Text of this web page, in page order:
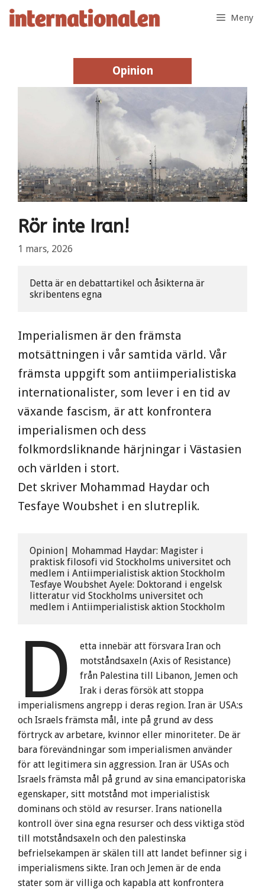
Hoppa
Meny
Opinion
Opinion
Rör inte Iran!
1 mars, 2026
Detta är en debattartikel och åsikterna är
skribentens egna
Imperialismen är den främsta
motsättningen i vår samtida värld. Vår
främsta uppgift som antiimperialistiska
internationalister, som lever i en tid av
växande fascism, är att konfrontera
imperialismen och dess
folkmordsliknande härjningar i Västasien
och världen i stort.
Det skriver Mohammad Haydar och
Tesfaye Woubshet i en slutreplik.
Opinion| Mohammad Haydar: Magister i
praktisk filosofi vid Stockholms universitet och
medlem i Antiimperialistisk aktion Stockholm
Tesfaye Woubshet Ayele: Doktorand i engelsk
litteratur vid Stockholms universitet och
medlem i Antiimperialistisk aktion Stockholm
D
etta innebär att försvara Iran och
motståndsaxeln (Axis of Resistance)
från Palestina till Libanon, Jemen och
Irak i deras försök att stoppa
imperialismens angrepp i deras region. Iran är USA:s
och Israels främsta mål, inte på grund av dess
förtryck av arbetare, kvinnor eller minoriteter. De är
bara förevändningar som imperialismen använder
för att legitimera sin aggression. Iran är USAs och
Israels främsta mål på grund av sina emancipatoriska
egenskaper, sitt motstånd mot imperialistisk
dominans och stöld av resurser. Irans nationella
kontroll över sina egna resurser och dess viktiga stöd
till motståndsaxeln och den palestinska
befrielsekampen är skälen till att landet befinner sig i
imperialismens sikte. Iran och Jemen är de enda
stater som är villiga och kapabla att konfrontera